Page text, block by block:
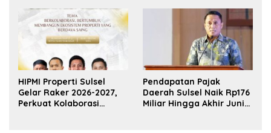
HIPMI Properti Sulsel
Gelar Raker 2026-2027,
Perkuat Kolaborasi
Pendapatan Pajak
Daerah Sulsel Naik Rp176
Miliar Hingga Akhir Juni